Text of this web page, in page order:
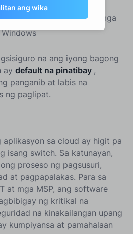
ang wika
sa Ransomware para sa mga
na ang iyong bagong
ay default na pinatibay ,
panganib at labis na
ng paglipat.
aplikasyon sa cloud ay higit pa
isang switch. Sa katunayan,
proseso ng pagsusuri,
at pagpapalakas. Para sa
at mga MSP, ang software
ng kritikal na
na kinakailangan upang
kumpiyansa at pamahalaan